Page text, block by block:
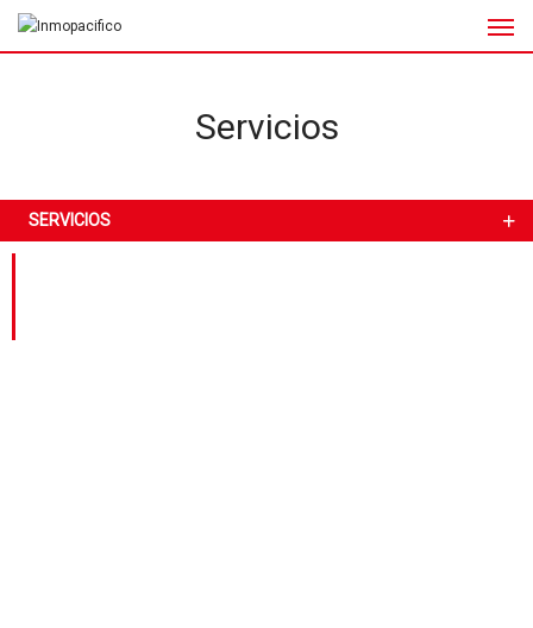
Servicios
SERVICIOS